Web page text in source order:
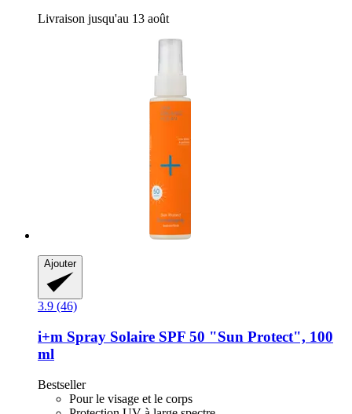
Livraison jusqu'au 13 août
Ajouter
3.9 (46)
i+m Spray Solaire SPF 50 "Sun Protect", 100
ml
Bestseller
Pour le visage et le corps